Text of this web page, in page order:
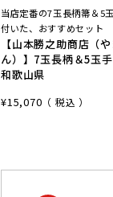
当店定番の7玉長柄箒＆5
付いた、おすすめセット
【山本勝之助商店（
ん）】7玉長柄＆5玉
和歌山県
¥15,070 税込